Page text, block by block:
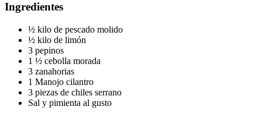
Ingredientes
½ kilo de pescado molido
½ kilo de limón
3 pepinos
1 ½ cebolla morada
3 zanahorias
1 Manojo cilantro
3 piezas de chiles serrano
Sal y pimienta al gusto